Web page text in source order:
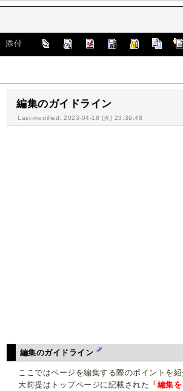
添付
編集のガイドライン
Last-modified: 2023-04-18 (火) 23:39:48
編集のガイドライン
ここではページを編集する際のポイントを紹
大前提はトップページに記載された 「編集